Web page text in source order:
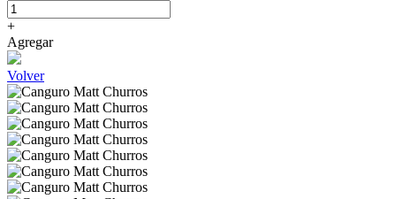
+
Agregar
Volver